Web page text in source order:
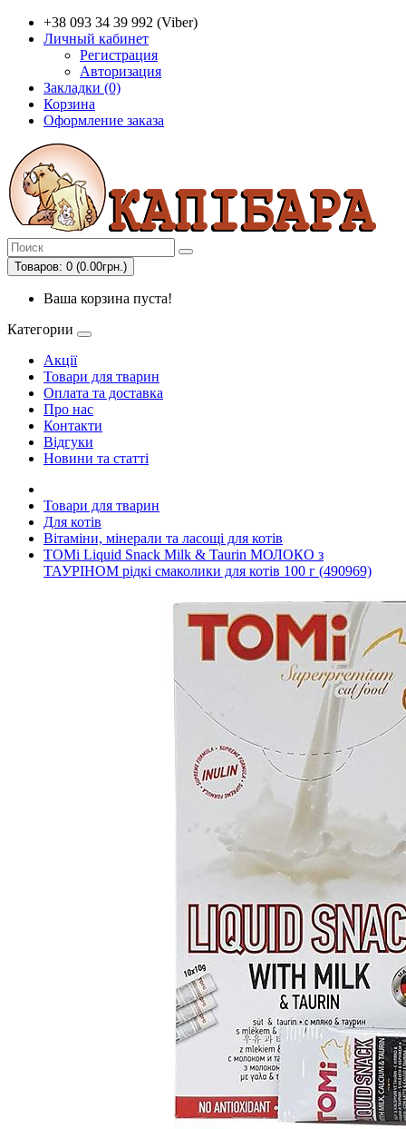
+38 093 34 39 992 (Viber)
Личный кабинет
Регистрация
Авторизация
Закладки (0)
Корзина
Оформление заказа
Товаров: 0 (0.00грн.)
Ваша корзина пуста!
Категории
Акції
Товари для тварин
Оплата та доставка
Про нас
Контакти
Відгуки
Новини та статті
Товари для тварин
Для котів
Вітаміни, мінерали та ласощі для котів
TOMi Liquid Snack Milk & Taurin МОЛОКО з
ТАУРІНОМ рідкі смаколики для котів 100 г (490969)